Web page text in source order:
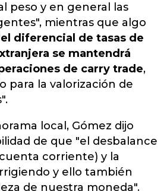
peso y en general las
mientras que algo
el diferencial de tasas de
se mantendrá
de carry trade,
para la valorización de
local, Gómez dijo
de que "el desbalance
corriente) y la
y ello también
de nuestra moneda".